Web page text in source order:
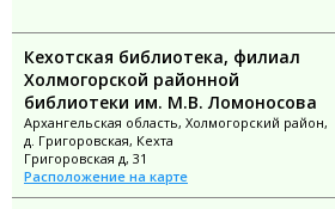
Кехотская библиотека, филиал
Холмогорской районной
библиотеки им. М.В. Ломоносова
Архангельская область, Холмогорский район,
д. Григоровская, Кехта
Григоровская д, 31
Расположение на карте